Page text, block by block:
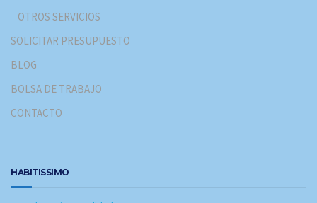
OTROS SERVICIOS
SOLICITAR PRESUPUESTO
BLOG
BOLSA DE TRABAJO
CONTACTO
HABITISSIMO